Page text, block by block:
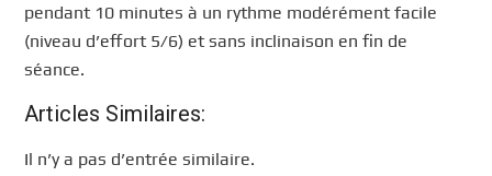
pendant 10 minutes à un rythme modérément facile
(niveau d’effort 5/6) et sans inclinaison en fin de
séance.
Articles Similaires:
Il n’y a pas d’entrée similaire.